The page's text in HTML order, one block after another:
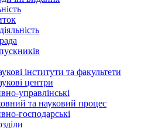
інститути та факультети
центри
управлінські
та науковий процес
господарські